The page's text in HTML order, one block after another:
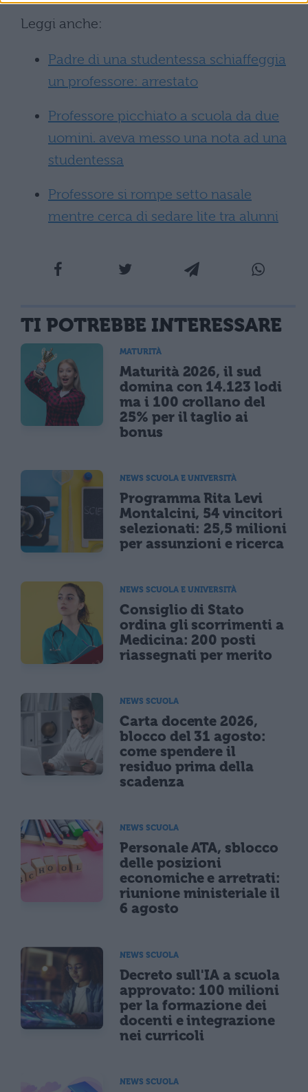
Leggi anche:
Padre di una studentessa schiaffeggia
un professore: arrestato
Professore picchiato a scuola da due
uomini. aveva messo una nota ad una
studentessa
Professore si rompe setto nasale
mentre cerca di sedare lite tra alunni
TI POTREBBE INTERESSARE
MATURITÀ
Maturità 2026, il sud
domina con 14.123 lodi
ma i 100 crollano del
25% per il taglio ai
bonus
NEWS SCUOLA E UNIVERSITÀ
Programma Rita Levi
Montalcini, 54 vincitori
selezionati: 25,5 milioni
per assunzioni e ricerca
NEWS SCUOLA E UNIVERSITÀ
Consiglio di Stato
ordina gli scorrimenti a
Medicina: 200 posti
riassegnati per merito
NEWS SCUOLA
Carta docente 2026,
blocco del 31 agosto:
come spendere il
residuo prima della
scadenza
NEWS SCUOLA
Personale ATA, sblocco
delle posizioni
economiche e arretrati:
riunione ministeriale il
6 agosto
NEWS SCUOLA
Decreto sull'IA a scuola
approvato: 100 milioni
per la formazione dei
docenti e integrazione
nei curricoli
NEWS SCUOLA